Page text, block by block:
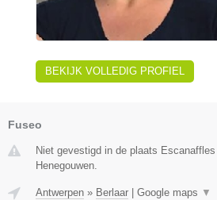
BEKIJK VOLLEDIG PROFIEL
Fuseo
Niet gevestigd in de plaats
Henegouwen.
Antwerpen » Berlaar Google maps ▼